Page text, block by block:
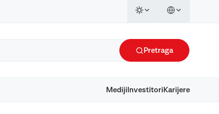
Pretraga
Mediji Investitori Karijere